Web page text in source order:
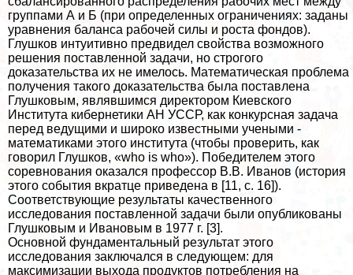
группами А и Б (при определенных ограничениях: заданы
уравнения баланса рабочей силы и роста фондов).
Глушков интуитивно предвидел свойства возможного
решения поставленной задачи, но строгого
доказательства их не имелось. Математическая проблема
получения такого доказательства была поставлена
Глушковым, являвшимся директором Киевского
Института кибернетики АН УССР, как конкурсная задача
перед ведущими и широко известными учеными -
математиками этого института (чтобы проверить, как
говорил Глушков, «who is who»). Победителем этого
соревнования оказался профессор В.В. Иванов (история
этого события вкратце приведена в [11, с. 16]).
Соответствующие результаты качественного
исследования поставленной задачи были опубликованы
Глушковым и Ивановым в 1977 г. [3].
Основной фундаментальный результат этого
исследования заключался в следующем: для
максимизации выхода продуктов потрeбления на